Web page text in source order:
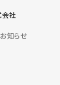
お知らせ